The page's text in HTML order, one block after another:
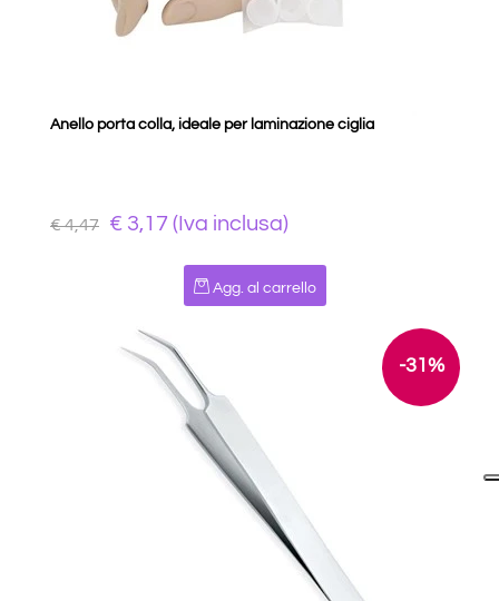
Anello porta colla, ideale per laminazione ciglia
€ 4,47 € 3,17 (Iva inclusa)
Quantità
Agg. al carrello
-31%